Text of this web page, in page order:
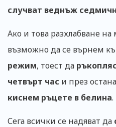
случват веднъж
Ако и това разхлабване
възможно да се върнем
режим, тоест да
четвърт час и през
киснем ръцете в белина.
Сега всички се надяват да